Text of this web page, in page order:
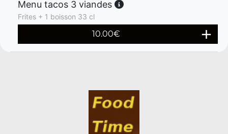
Menu tacos 3 viandes
Frites + 1 boisson 33 cl
10.00€